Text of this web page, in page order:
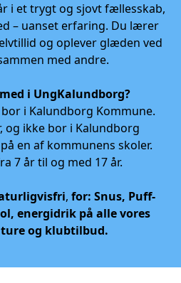
i et trygt og sjovt fællesskab,
– uanset erfaring. Du lærer
og oplever glæden ved
med andre.
i UngKalundborg?
bor i Kalundborg Kommune.
og ikke bor i Kalundborg
en af kommunens skoler.
7 år til og med 17 år.
fri, for: Snus, Puff-
energidrik på alle vores
og klubtilbud.